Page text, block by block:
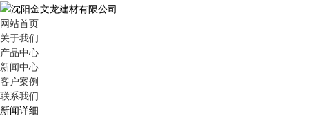
网站首页
关于我们
产品中心
新闻中心
客户案例
联系我们
新闻详细